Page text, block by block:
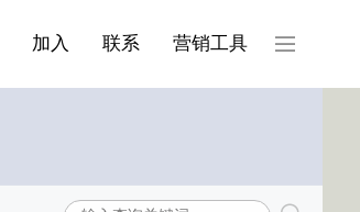
加入
联系
营销工具